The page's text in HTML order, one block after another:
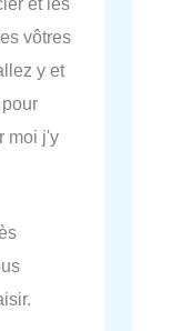
vôtres
y et
moi j'y